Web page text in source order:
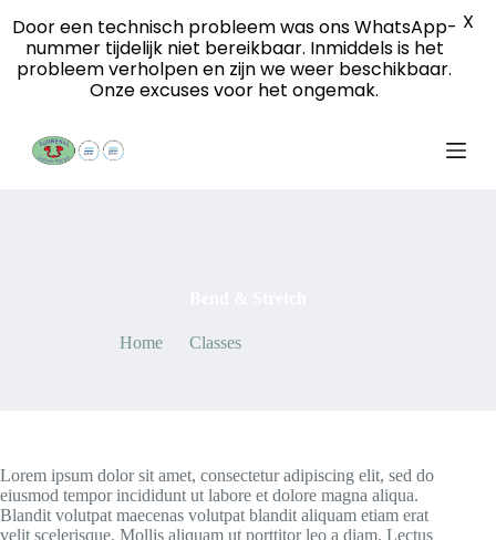
S
k
p
Home Classes
Lorem ipsum dolor sit amet, consectetur adipiscing elit, sed do
eiusmod tempor incididunt ut labore et dolore magna aliqua.
Blandit volutpat maecenas volutpat blandit aliquam etiam erat
velit scelerisque. Mollis aliquam ut porttitor leo a diam. Lectus
Door een technisch probleem was ons WhatsApp-
nummer tijdelijk niet bereikbaar. Inmiddels is het
probleem verholpen en zijn we weer beschikbaar.
Onze excuses voor het ongemak.
X